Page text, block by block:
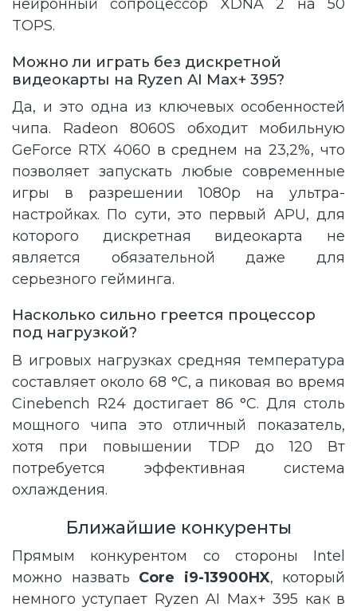
нейронный сопроцессор XDNA 2 на 50
TOPS.
Можно ли играть без дискретной
видеокарты на Ryzen AI Max+ 395?
Да, и это одна из ключевых особенностей
чипа. Radeon 8060S обходит мобильную
GeForce RTX 4060 в среднем на 23,2%, что
позволяет запускать любые современные
игры в разрешении 1080p на ультра-
настройках. По сути, это первый APU, для
которого дискретная видеокарта не
является обязательной даже для
серьезного гейминга.
Насколько сильно греется процессор
под нагрузкой?
В игровых нагрузках средняя температура
составляет около 68 °C, а пиковая во время
Cinebench R24 достигает 86 °C. Для столь
мощного чипа это отличный показатель,
хотя при повышении TDP до 120 Вт
потребуется эффективная система
охлаждения.
Ближайшие конкуренты
Прямым конкурентом со стороны Intel
можно назвать Core i9-13900HX, который
немного уступает Ryzen AI Max+ 395 как в